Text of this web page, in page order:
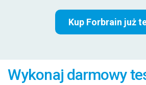
Kup Forbrain już
Wykonaj darmowy